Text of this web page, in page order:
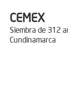
CEMEX
Siembra de 312
Cundinamarca